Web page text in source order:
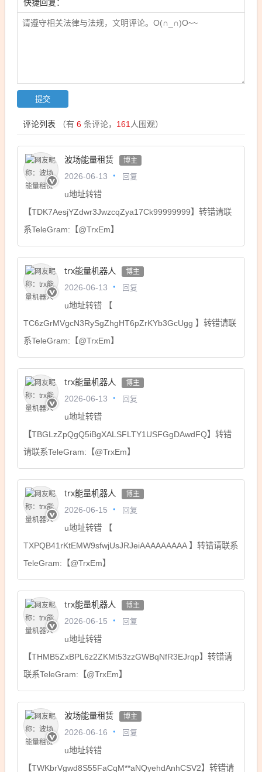
快捷回复：
评论列表 （有 6 条评论， 161 人围观）
波场能量租赁 博主
2026-06-13 回复
u地址转错
【TDK7AesjYZdwr3JwzcqZya17Ck99999999】转错请联
系TeleGram:【@TrxEm】
trx能量机器人 博主
2026-06-13 回复
u地址转错 【
TC6zGrMVgcN3RySgZhgHT6pZrKYb3GcUgg 】转错请联
系TeleGram:【@TrxEm】
trx能量机器人 博主
2026-06-13 回复
u地址转错
【TBGLzZpQgQ5iBgXALSFLTY1USFGgDAwdFQ】转错
请联系TeleGram:【@TrxEm】
trx能量机器人 博主
2026-06-15 回复
u地址转错 【
TXPQB41rKtEMW9sfwjUsJRJeiAAAAAAAAA 】转错请联系
TeleGram:【@TrxEm】
trx能量机器人 博主
2026-06-15 回复
u地址转错
【THMB5ZxBPL6z2ZKMt53zzGWBqNfR3EJrqp】转错请
联系TeleGram:【@TrxEm】
波场能量租赁 博主
2026-06-16 回复
u地址转错
【TWKbrVgwd8S55FaCqM**aNQyehdAnhCSV2】转错请